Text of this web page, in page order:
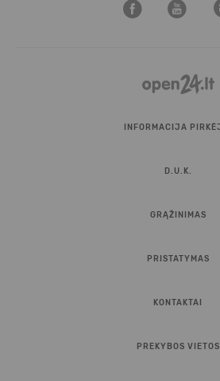
INFORMACIJA
D.U.K.
GRĄŽINIMAS
PRISTATYMAS
KONTAKTAI
PREKYBOS VIETOS